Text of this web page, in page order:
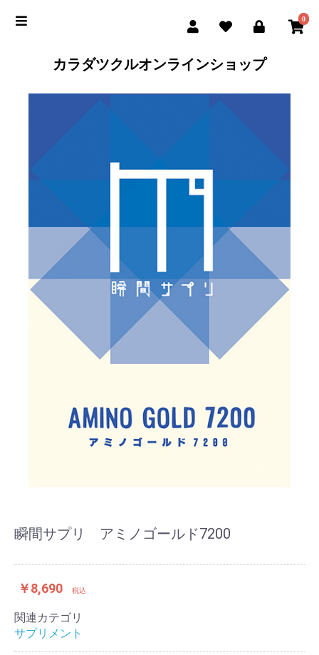
0
カラダツクルオンラインショップ
瞬間サプリ アミノゴールド7200
￥8,690 税込
関連カテゴリ
サプリメントお買い物を続ける